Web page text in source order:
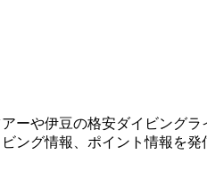
や伊豆の格安ダイビング
ング情報、ポイント情報を発